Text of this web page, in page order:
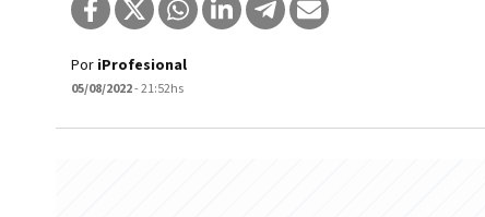
Por iProfesional
05/08/2022- 21:52hs